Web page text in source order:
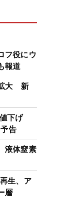
フ役にウ
報道
大 新
下げ
告
液体窒素
生、ア
層